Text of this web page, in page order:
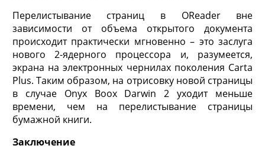
Перелистывание страниц в OReader вне
зависимости от объема открытого документа
происходит практически мгновенно – это заслуга
нового 2-ядерного процессора и, разумеется,
экрана на электронных чернилах поколения Carta
Plus. Таким образом, на отрисовку новой страницы
в случае Onyx Boox Darwin 2 уходит меньше
времени, чем на перелистывание страницы
бумажной книги.
Заключение